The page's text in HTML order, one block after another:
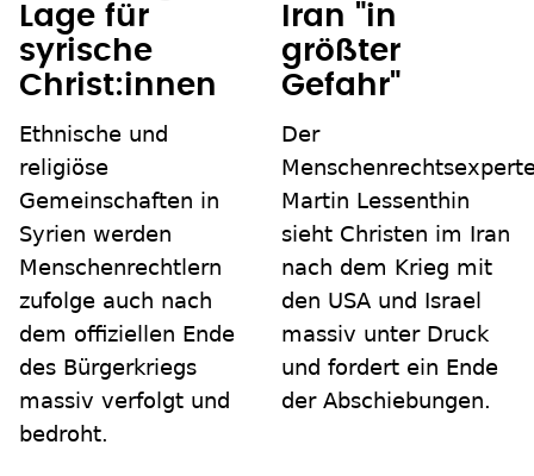
Lage für
syrische
Christ:innen
Ethnische und
religiöse
Gemeinschaften in
Syrien werden
Menschenrechtlern
zufolge auch nach
dem offiziellen Ende
des Bürgerkriegs
massiv verfolgt und
bedroht.
Iran "in
größter
Gefahr"
Der
Martin Lessenthin
sieht Christen im Iran
nach dem Krieg mit
den USA und Israel
massiv unter Druck
und fordert ein Ende
der Abschiebungen.